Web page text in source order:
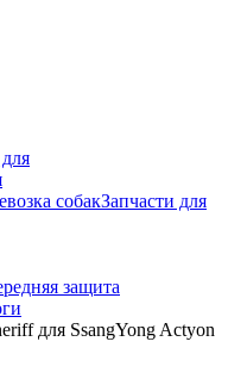
собакЗапчасти для
защита
для SsangYong Actyon